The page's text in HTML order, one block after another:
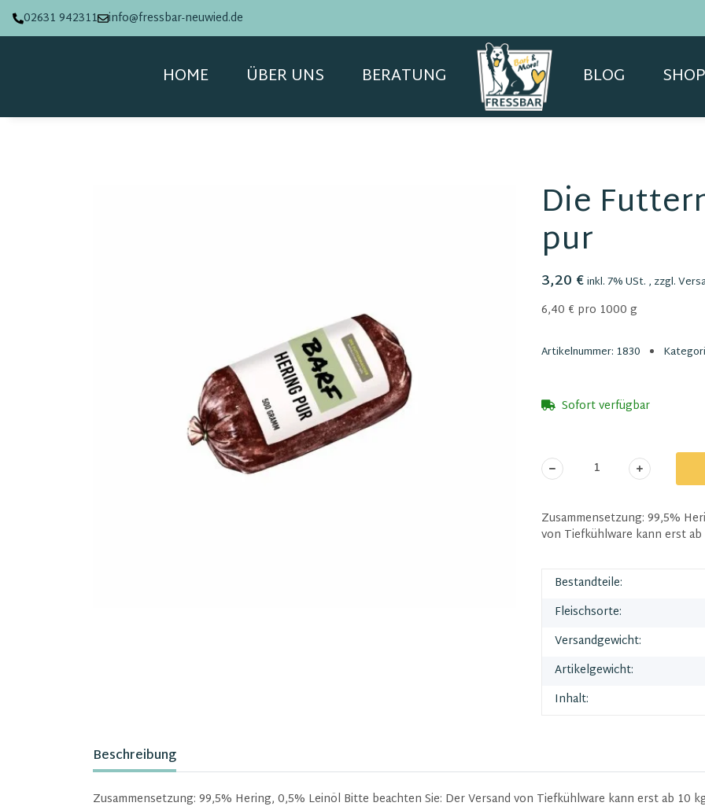
02631 942311 info@fressbar-neuwied.de
SHOP
HOME ÜBER UNS BERATUNG BLOG
Die
pur
3,20 €inkl. 7% USt. , zzgl.
6,40 € pro 1000 g
Artikelnummer: 1830
Sofort verfügbar
Zusammensetzung: 99,5%
von Tiefkühlware kann erst
Bestandteile:
Fleischsorte:
Versandgewicht:
Artikelgewicht:
Inhalt:
Beschreibung
Zusammensetzung: 99,5% Hering, 0,5% Leinöl Bitte beachten Sie: Der Versand von Tiefkühlware kann erst ab 10